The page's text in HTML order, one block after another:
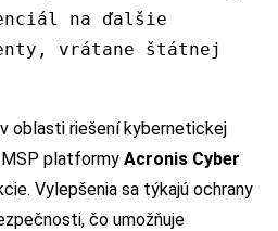
na ďalšie
vrátane štátnej
oblasti riešení kybernetickej
MSP platformy Acronis Cyber
Vylepšenia sa týkajú ochrany
čo umožňuje